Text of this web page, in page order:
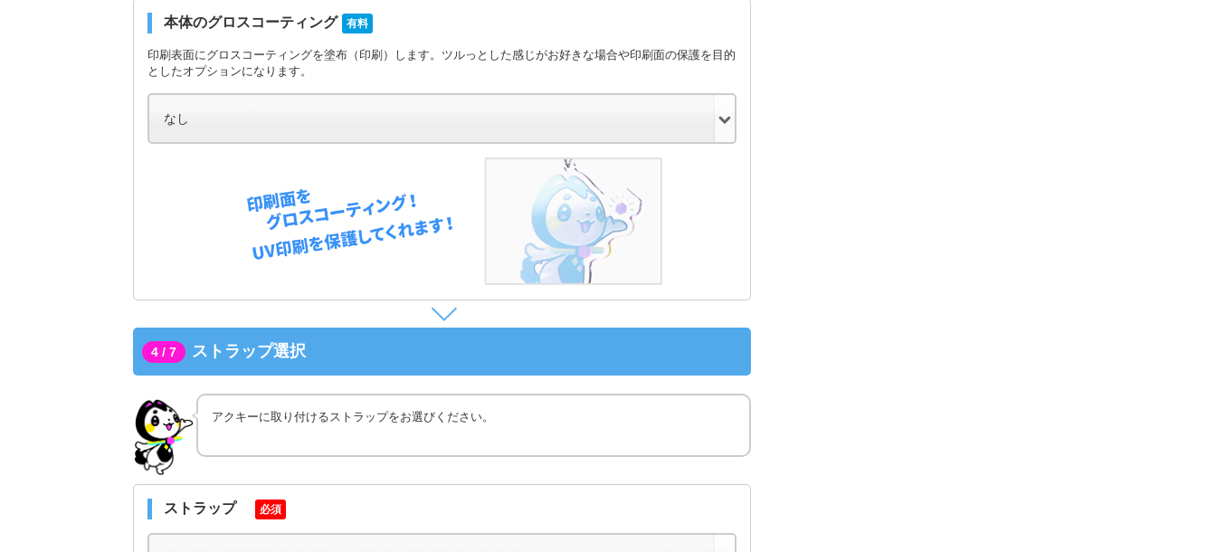
本体のグロスコーティング 有料
印刷表面にグロスコーティングを塗布（印刷）します。ツルっとした感じがお好きな場合や印刷面の保護を目的
としたオプションになります。
4 / 7 ストラップ選択
アクキーに取り付けるストラップをお選びください。
ストラップ 必須